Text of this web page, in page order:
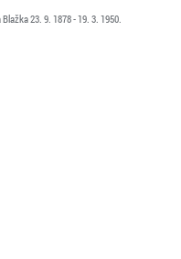
23. 9. 1878 - 19. 3. 1950.